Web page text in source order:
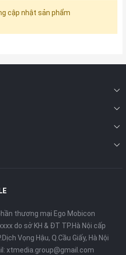
cập nhật sản phẩm
thương mại Ego Mobicon
do sở KH & ĐT TP.Hà Nội cấp
Vọng Hậu, Q.Cầu Giấy, Hà Nội
xtmedia.group@gmail.com